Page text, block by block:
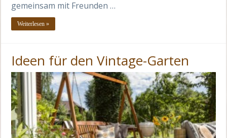
gemeinsam mit Freunden …
Weiterlesen »
Ideen für den Vintage-Garten